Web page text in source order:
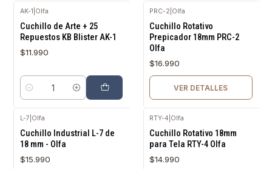
AK-1 Olfa
Cuchillo de Arte + 25
Repuestos KB Blister AK-1
$11.990
Cantidad
PRC-2 Olfa
Cuchillo Rotativo
Prepicador 18mm PRC-2
Olfa
$16.990
VER DETALLES
L-7 Olfa
Cuchillo Industrial L-7 de
18 mm - Olfa
$15.990
RTY-4 Olfa
Cuchillo Rotativo 18mm
para Tela RTY-4 Olfa
$14.990